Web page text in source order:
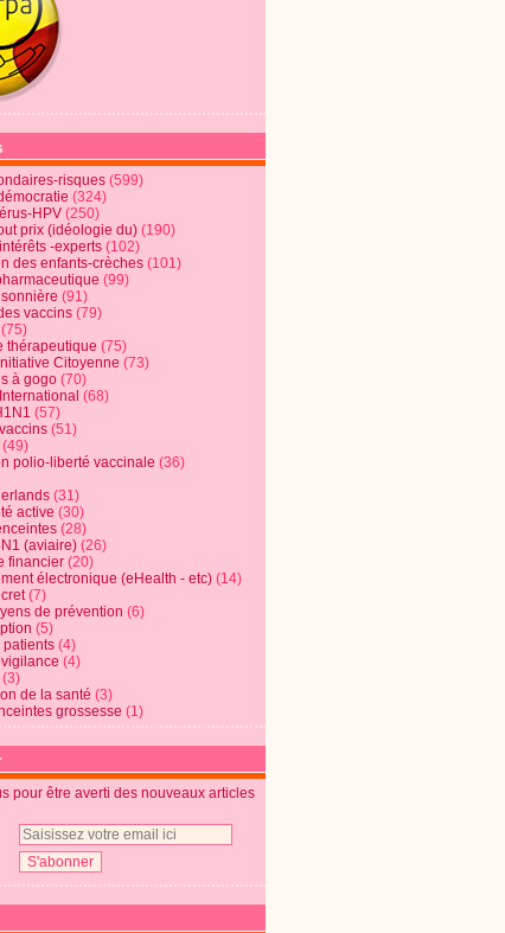
risques (599)
(324)
HPV (250)
prix (idéologie du) (190)
-experts (102)
des enfants-crèches (101)
(99)
(91)
vaccins (79)
(75)
thérapeutique (75)
Citoyenne (73)
à gogo (70)
(68)
(57)
(51)
(49)
polio-liberté vaccinale (36)
(31)
active (30)
(28)
(aviaire) (26)
financier (20)
électronique (eHealth - etc) (14)
(7)
de prévention (6)
(5)
patients (4)
(4)
(3)
de la santé (3)
grossesse (1)
pour être averti des nouveaux articles